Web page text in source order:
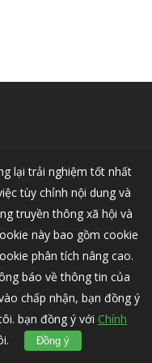
Ô Tô Volvo Chính Thức
lại trải nghiệm tốt nhất
tùy chỉnh nội dung và
truyền thông xã hội và
này bao gồm cookie
phân tích nâng cao.
báo về thông tin của
chấp nhận, bạn đồng ý
bạn đồng ý với Chính
Đồng ý